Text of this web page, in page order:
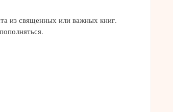
из священных или важных книг.